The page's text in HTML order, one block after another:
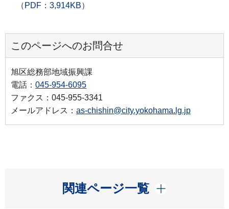
（PDF：3,914KB）
このページへのお問合せ
旭区総務部地域振興課
電話： 045-954-6095
ファクス：045-955-3341
メールアドレス： as-chishin@city.yokohama.lg.jp
関連ページ一覧
開く